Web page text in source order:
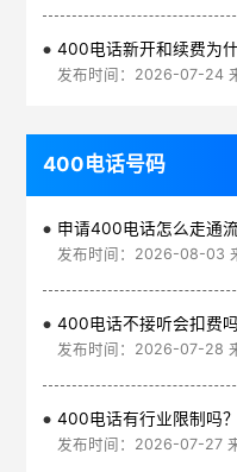
发布时间：2026-07-24
400电话号码
申请400电话怎么走通
发布时间：2026-08-03
400电话不接听会扣费
发布时间：2026-07-28
400电话有行业限制吗
发布时间：2026-07-27